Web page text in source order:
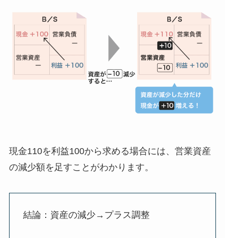
現金110を利益100から求める場合には、 営業資産
の減少額を足すことがわかります。
結論：資産の減少→プラス調整